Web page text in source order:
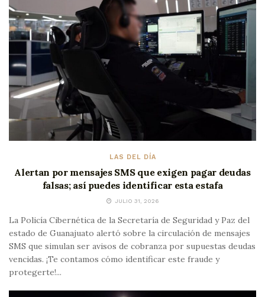
LAS DEL DÍA
Alertan por mensajes SMS que exigen pagar deudas
falsas; así puedes identificar esta estafa
JULIO 31, 2026
La Policía Cibernética de la Secretaría de Seguridad y Paz del
estado de Guanajuato alertó sobre la circulación de mensajes
SMS que simulan ser avisos de cobranza por supuestas deudas
vencidas. ¡Te contamos cómo identificar este fraude y
protegerte!...